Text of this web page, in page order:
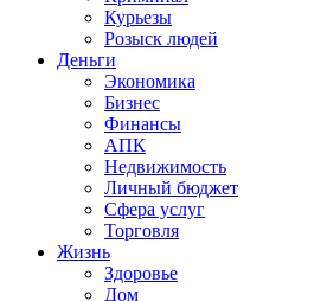
Курьезы
Розыск людей
Деньги
Экономика
Бизнес
Финансы
АПК
Недвижимость
Личный бюджет
Сфера услуг
Торговля
Жизнь
Здоровье
Дом